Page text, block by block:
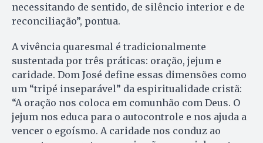
necessitando de sentido, de silêncio interior e de
reconciliação”, pontua.
A vivência quaresmal é tradicionalmente
sustentada por três práticas: oração, jejum e
caridade. Dom José define essas dimensões como
um “tripé inseparável” da espiritualidade cristã:
“A oração nos coloca em comunhão com Deus. O
jejum nos educa para o autocontrole e nos ajuda a
vencer o egoísmo. A caridade nos conduz ao